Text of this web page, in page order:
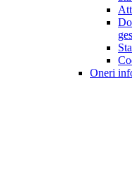
Oneri